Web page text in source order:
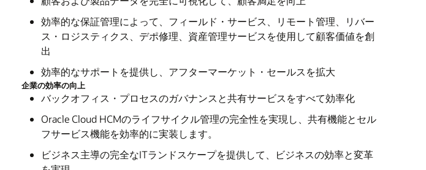
Oracle Cloud Infrastructureの詳細を見る
効率的な保証管理によって、フィールド・サービス、リモート管理、リバー
ス・ロジスティクス、デポ修理、資産管理サービスを使用して顧客価値を創
出
効率的なサポートを提供し、アフターマーケット・セールスを拡大
企業の効率の向上
バックオフィス・プロセスのガバナンスと共有サービスをすべて効率化
Oracle Cloud HCMのライフサイクル管理の完全性を実現し、共有機能とセル
フサービス機能を効率的に実装します。
ビジネス主導の完全なITランドスケープを提供して、ビジネスの効率と変革